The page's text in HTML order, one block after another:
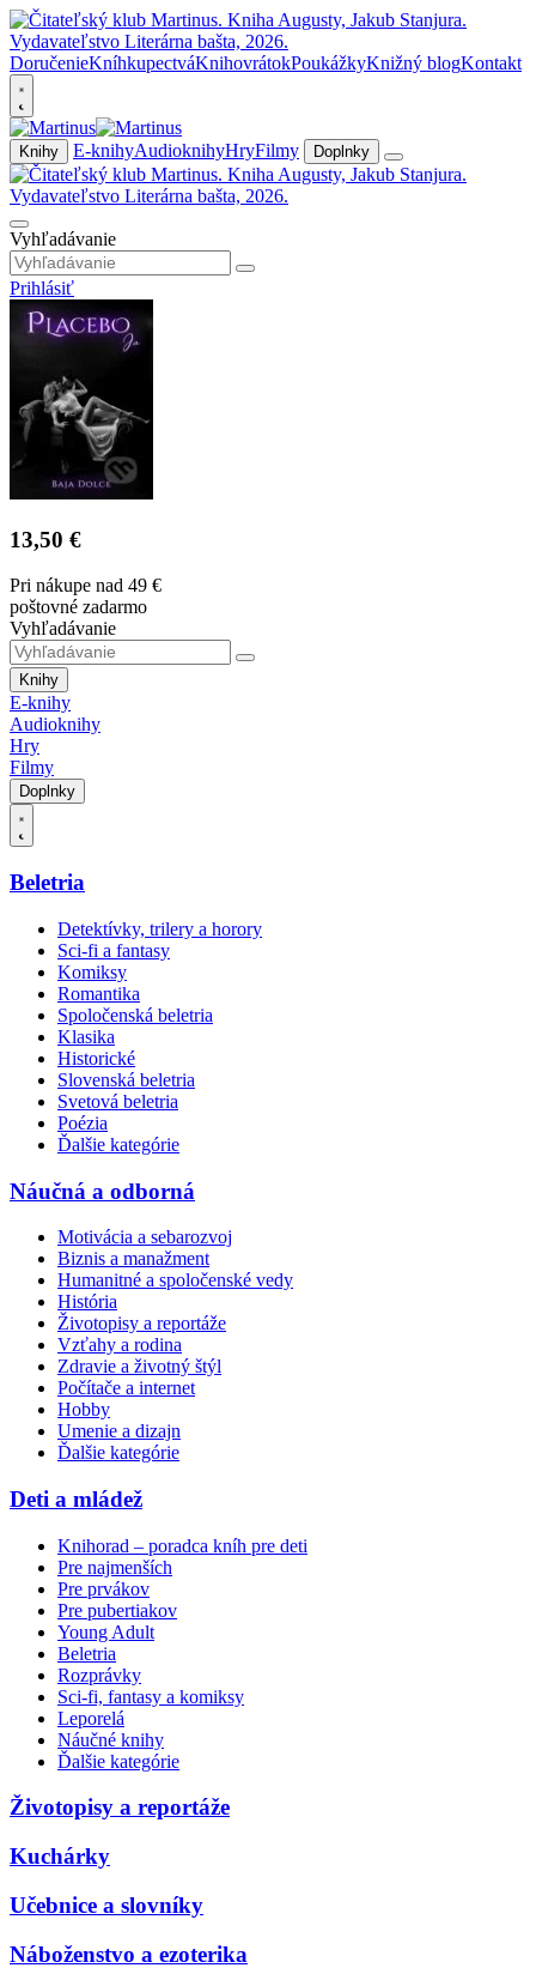
DoručenieKníhkupectváKnihovrátokPoukážkyKnižný blogKontakt
Knihy E-knihyAudioknihyHryFilmy Doplnky
Vyhľadávanie
Prihlásiť
13,50 €
Pri nákupe nad 49 €
poštovné zadarmo
Vyhľadávanie
Knihy
E-knihy
Audioknihy
Hry
Filmy
Doplnky
Beletria
Detektívky, trilery a horory
Sci-fi a fantasy
Komiksy
Romantika
Spoločenská beletria
Klasika
Historické
Slovenská beletria
Svetová beletria
Poézia
Ďalšie kategórie
Náučná a odborná
Motivácia a sebarozvoj
Biznis a manažment
Humanitné a spoločenské vedy
História
Životopisy a reportáže
Vzťahy a rodina
Zdravie a životný štýl
Počítače a internet
Hobby
Umenie a dizajn
Ďalšie kategórie
Deti a mládež
Knihorad – poradca kníh pre deti
Pre najmenších
Pre prvákov
Pre pubertiakov
Young Adult
Beletria
Rozprávky
Sci-fi, fantasy a komiksy
Leporelá
Náučné knihy
Ďalšie kategórie
Životopisy a reportáže
Kuchárky
Učebnice a slovníky
Náboženstvo a ezoterika